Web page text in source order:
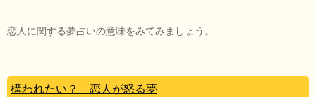
恋人に関する夢占いの意味をみてみましょう。
構われたい？ 恋人が怒る夢